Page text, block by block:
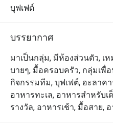
มีการใช้ไม้ฉลุลวดลายต่างๆ
ห้องอาหารให้ดูเก๋ไก๋มีสไตล์ม
บุฟเฟต์
บรรยากาศ
มาเป็นกลุ่ม, มีห้องส่วนตัว, เ
บายๆ, มื้อครอบครัว, กลุ่มเพื่
กิจกรรมทีม, บุฟเฟต์, อะลาค
อาหารทะเล, อาหารสำหรับเ
รางวัล, อาหารเช้า, มื้อสาย,